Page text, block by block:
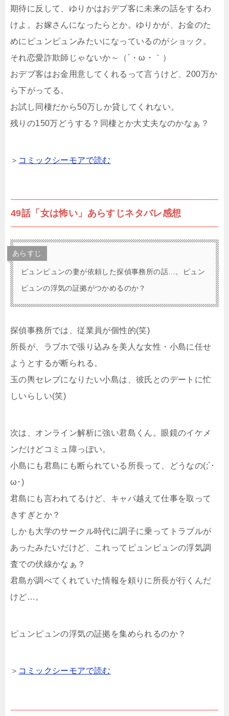
期待に反して、ゆりかはおデブ客に未来の話をするわ
けよ。お嫁さんになったらとか。ゆりかが、お金のた
めにピュンピュンみたいになっているのがショック。
それ恋愛詐欺師じゃないか～（´・ω・｀）
おデブ客はお金用意してくれるって言うけど、200万か
ら下がってる。
お試し同棲だから50万しか貸してくれない。
残りの150万どうする？同棲とか大丈夫なのかなぁ？
＞ コミックシーモアで読む
49話「女は怖い」あらすじネタバレ感想
あらすじ
ピュンピュンの妻が依頼した探偵事務所の話…。ピュン
ピュンの浮気の証拠がつかめるのか？
探偵事務所では、従業員が個性的(笑)
所長が、ラブホで張り込みを美人な女性・小島に任せ
ようとするが断られる。
玉の輿セレブになりたい小島は、彼氏とのデートに忙
しいらしい(笑)
次は、オンライン解析に強い君島くん。眼鏡のイケメ
ンだけどコミュ障っぽい。
小島にも君島にも断られている所長って、どうなの(;´･
ω･)
君島にも言われてるけど、キャパ越えて仕事を取って
きすぎとか？
しかも大学のサークル時代に調子に乗ってトラブルが
あったみたいだけど、これってピュンピュンの浮気調
査での伏線かなぁ？
君島が調べてくれていた情報を頼りに所長が行くんだ
けど…。
ピュンピュンの浮気の証拠を集められるのか？
＞ コミックシーモアで読む